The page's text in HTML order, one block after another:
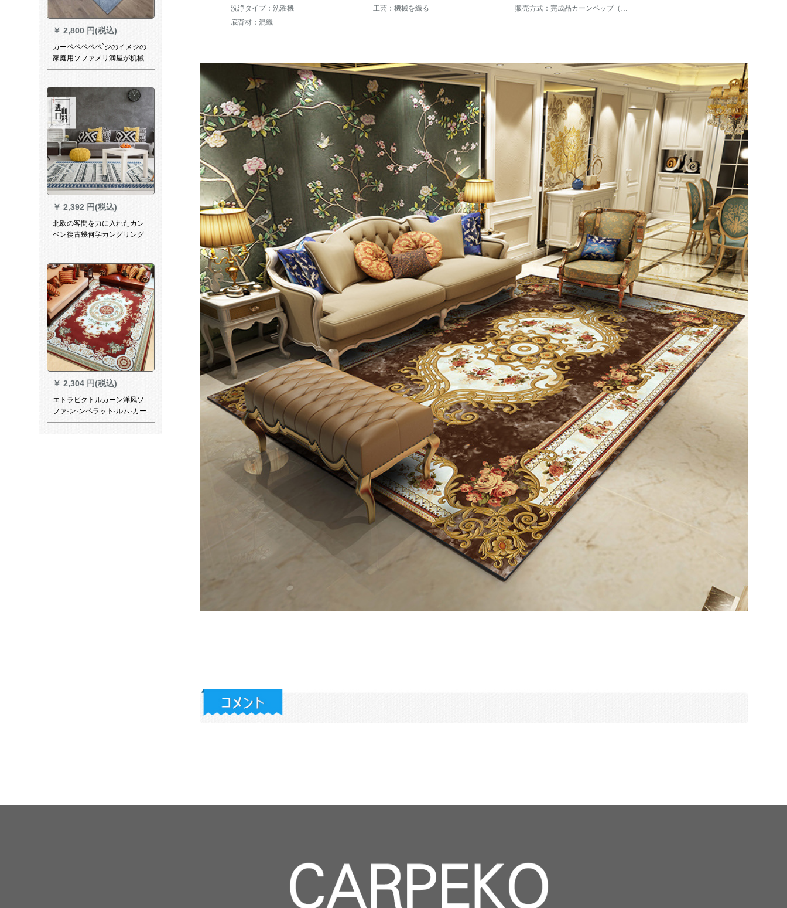
￥ 2,800 円(税込)
カーペペペペペ`ジのイメジの
家庭用ソファメリ満屋が机械
を洗濯するということです。
￥ 2,392 円(税込)
北欧の客間を力に入れたカン
ベン復古幾何学カングリング
民族風寝室カープペサー
￥ 2,304 円(税込)
エトラビクトルカーン洋风ソ
ファ·ン·ンペラット·ルム·カー
ン·レインレインレイン·スライ
洗浄タイプ：洗濯機
工芸：機械を織る
販売方式：完成品カーンペップ（元/ブロック）
底背材：混織